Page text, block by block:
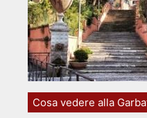
Cosa vedere alla